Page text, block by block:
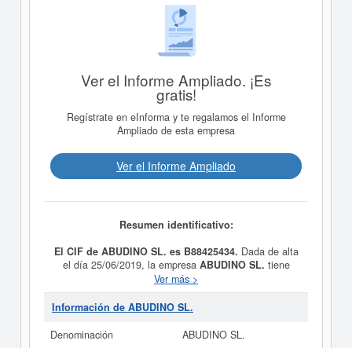
Ver el Informe Ampliado. ¡Es
gratis!
Regístrate en eInforma y te regalamos el Informe
Ampliado de esta empresa
Ver el Informe Ampliado
Resumen identificativo:
El CIF de ABUDINO SL. es B88425434. Dada de alta
el día 25/06/2019, la empresa ABUDINO SL. tiene
como propósito LA ADQUISICION, CONTRUCCION,
VENTA, ENAJENACION Y ARRENDAMIENTO DE
BIENES IMUEBLES Y SU EXPLOTACION EN
ESPAÑOL. Su CNAE es 6820 - Alquiler de bienes
Ver más >
Información de ABUDINO SL.
Denominación
ABUDINO SL.